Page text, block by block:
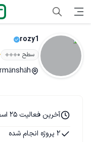
rozy1
سطح ۰
آخرین فعالیت 25 اسفند 1404
2 پروژه انجام شده